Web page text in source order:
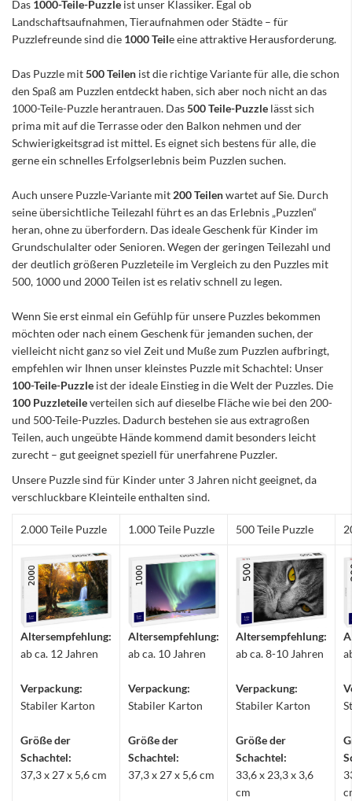
Das 1000-Teile-Puzzle ist unser Klassiker. Egal ob
Landschaftsaufnahmen, Tieraufnahmen oder Städte – für
Puzzlefreunde sind die 1000 Teile eine attraktive Herausforderung.
Das Puzzle mit500 Teilen ist die richtige Variante für alle, die schon
den Spaß am Puzzlen entdeckt haben, sich aber noch nicht an das
1000-Teile-Puzzle herantrauen. Das500 Teile-Puzzle lässt sich
prima mit auf die Terrasse oder den Balkon nehmen und der
Schwierigkeitsgrad ist mittel. Es eignet sich bestens für alle, die
gerne ein schnelles Erfolgserlebnis beim Puzzlen suchen.
Auch unsere Puzzle-Variante mit 200 Teilenwartet auf Sie. Durch
seine übersichtliche Teilezahl führt es an das Erlebnis „Puzzlen“
heran, ohne zu überfordern. Das ideale Geschenk für Kinder im
Grundschulalter oder Senioren. Wegen der geringen Teilezahl und
der deutlich größeren Puzzleteile im Vergleich zu den Puzzles mit
500, 1000 und 2000 Teilen ist es relativ schnell zu legen.
Wenn Sie erst einmal ein Gefühlp für unsere Puzzles bekommen
möchten oder nach einem Geschenk für jemanden suchen, der
vielleicht nicht ganz so viel Zeit und Muße zum Puzzlen aufbringt,
empfehlen wir Ihnen unser kleinstes Puzzle mit Schachtel: Unser
100-Teile-Puzzle ist der ideale Einstieg in die Welt der Puzzles. Die
100 Puzzleteileverteilen sich auf dieselbe Fläche wie bei den 200-
und 500-Teile-Puzzles. Dadurch bestehen sie aus extragroßen
Teilen, auch ungeübte Hände kommend damit besonders leicht
zurecht – gut geeignet speziell für unerfahrene Puzzler.
Unsere Puzzle sind für Kinder unter 3 Jahren nicht geeignet, da
verschluckbare Kleinteile enthalten sind.
2.000 Teile Puzzle 1.000 Teile Puzzle 500 Teile Puzzle
Altersempfehlung:
ab ca. 12 Jahren
Verpackung:
Stabiler Karton
Größe der
Schachtel:
37,3 x 27 x 5,6 cm
Altersempfehlung:
ab ca. 10 Jahren
Verpackung:
Stabiler Karton
Größe der
Schachtel:
37,3 x 27 x 5,6 cm
Altersempfehlung:
ab ca. 8-10 Jahren
Verpackung:
Stabiler Karton
Größe der
Schachtel:
33,6 x 23,3 x 3,6
cm